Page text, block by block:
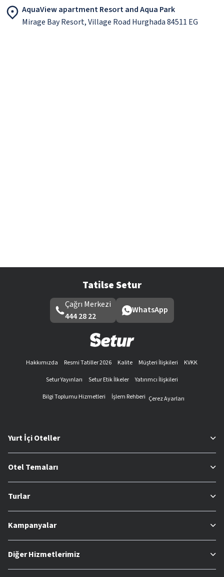
AquaView apartment Resort and Aqua Park
Mirage Bay Resort, Village Road Hurghada 84511 EG
Tatilse Setur
Çağrı Merkezi
444 28 22
WhatsApp
Hakkımızda Resmi Tatiller 2026 Kalite Müşteri İlişkileri
KVKK
Setur Yayınları
Setur Etik İlkeler
Yatırımcı İlişkileri
Bilgi Toplumu Hizmetleri
İşlem Rehberi Çerez Ayarları
Yurt İçi Oteller
Otel Temaları
Turlar
Kampanyalar
Diğer Hizmetlerimiz